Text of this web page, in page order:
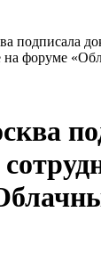
подписала
на форуме